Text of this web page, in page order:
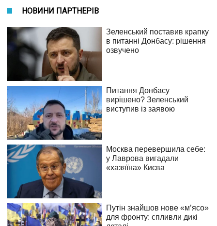
НОВИНИ ПАРТНЕРІВ